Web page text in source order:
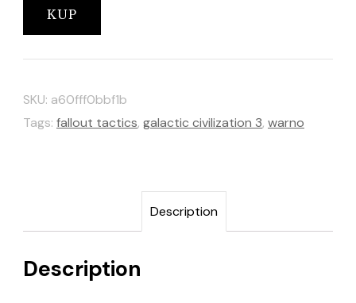
KUP
SKU: a60fff0bbf1b
Tags: fallout tactics, galactic civilization 3, warno
Description
Description